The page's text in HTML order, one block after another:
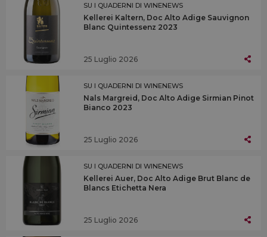
SU I QUADERNI DI WINENEWS
Kellerei Kaltern, Doc Alto Adige Sauvignon
Blanc Quintessenz 2023
25 Luglio 2026
SU I QUADERNI DI WINENEWS
Nals Margreid, Doc Alto Adige Sirmian Pinot
Bianco 2023
25 Luglio 2026
SU I QUADERNI DI WINENEWS
Kellerei Auer, Doc Alto Adige Brut Blanc de
Blancs Etichetta Nera
25 Luglio 2026